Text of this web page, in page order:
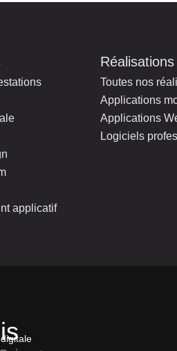
applicatif
Réalisations
Toutes nos
Applications
Applications
Logiciels